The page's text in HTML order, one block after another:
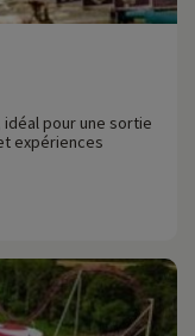
idéal pour une sortie
expériences